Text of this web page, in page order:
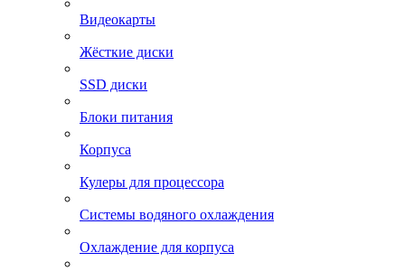
Видеокарты
Жёсткие диски
SSD диски
Блоки питания
Корпуса
Кулеры для процессора
Системы водяного охлаждения
Охлаждение для корпуса